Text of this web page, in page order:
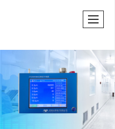
很遗憾，因您的浏览器版本过低导致无法获得最佳浏览体验，推荐下载安装谷歌浏览器！